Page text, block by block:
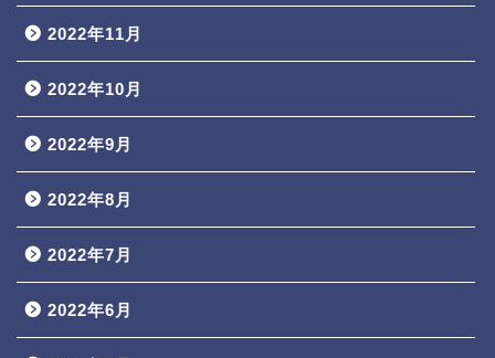
2022年11月
2022年10月
2022年9月
2022年8月
2022年7月
2022年6月